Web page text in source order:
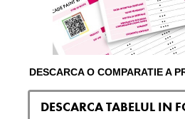
DESCARCA O COMPARATIE A
DESCARCA TABELUL IN